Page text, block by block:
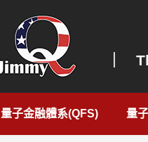
｜
量子金融體系(QFS) 量